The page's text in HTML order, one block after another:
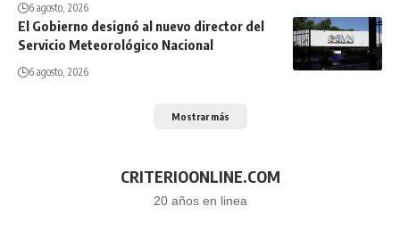
6 agosto, 2026
El Gobierno designó al nuevo director del
Servicio Meteorológico Nacional
6 agosto, 2026
Mostrar más
CRITERIOONLINE.COM
20 años en linea